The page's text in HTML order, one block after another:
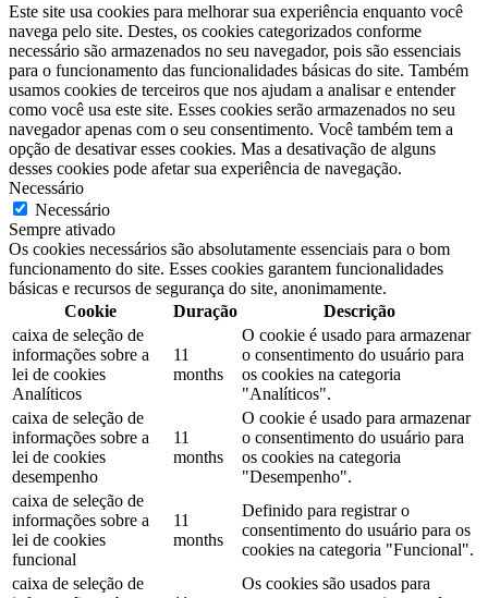
Este site usa cookies para melhorar sua experiência enquanto você
navega pelo site. Destes, os cookies categorizados conforme
necessário são armazenados no seu navegador, pois são essenciais
para o funcionamento das funcionalidades básicas do site. Também
usamos cookies de terceiros que nos ajudam a analisar e entender
como você usa este site. Esses cookies serão armazenados no seu
navegador apenas com o seu consentimento. Você também tem a
opção de desativar esses cookies. Mas a desativação de alguns
desses cookies pode afetar sua experiência de navegação.
Necessário
Necessário
Sempre ativado
Os cookies necessários são absolutamente essenciais para o bom
funcionamento do site. Esses cookies garantem funcionalidades
básicas e recursos de segurança do site, anonimamente.
Cookie
Duração
Descrição
caixa de seleção de
informações sobre a
lei de cookies
Analíticos
11
months
O cookie é usado para armazenar
o consentimento do usuário para
os cookies na categoria
"Analíticos".
caixa de seleção de
informações sobre a
lei de cookies
desempenho
11
months
O cookie é usado para armazenar
o consentimento do usuário para
os cookies na categoria
"Desempenho".
caixa de seleção de
informações sobre a
lei de cookies
funcional
11
months
Definido para registrar o
consentimento do usuário para os
cookies na categoria "Funcional".
caixa de seleção de
Os cookies são usados ​​para